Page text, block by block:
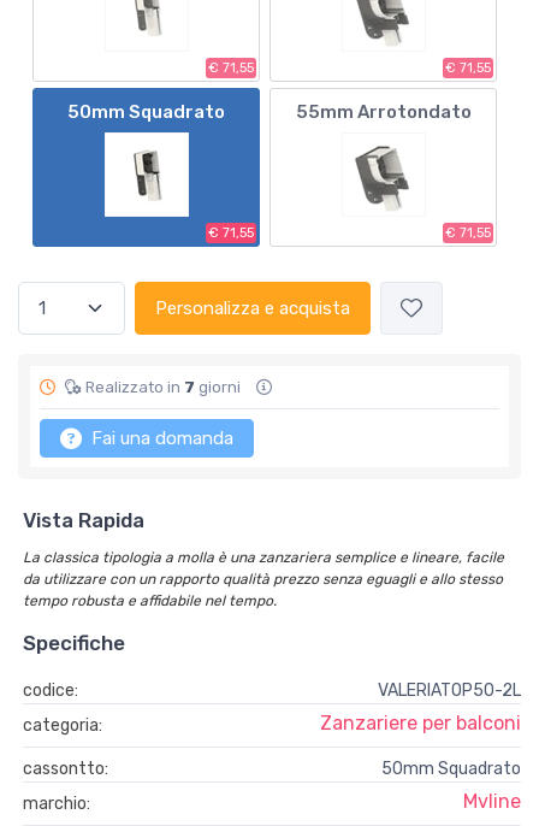
€ 71,55 € 71,55
50mm Squadrato
€ 71,55
55mm Arrotondato
€ 71,55
Personalizza e acquista
Realizzato in 7 giorni
Fai una domanda
Vista Rapida
La classica tipologia a molla è una zanzariera semplice e lineare, facile
da utilizzare con un rapporto qualità prezzo senza eguagli e allo stesso
tempo robusta e affidabile nel tempo.
Specifiche
codice:
VALERIATOP50-2L
categoria:
Zanzariere per balconi
cassontto:
50mm Squadrato
marchio:
Mvline